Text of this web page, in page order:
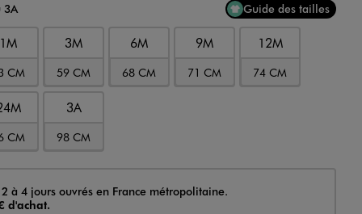
3A
Guide des tailles
1M
CM
3M
59 CM
6M
68 CM
9M
71 CM
12M
74 CM
CM
3A
98 CM
à 4 jours ouvrés en France métropolitaine.
d'achat.